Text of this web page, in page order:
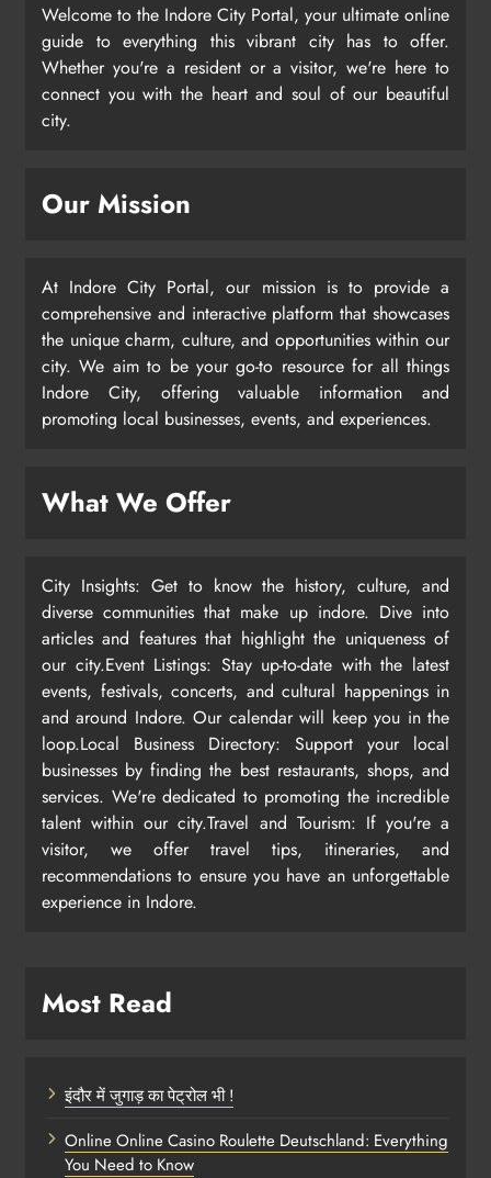
Welcome to the Indore City Portal, your ultimate online
guide to everything this vibrant city has to offer.
Whether you're a resident or a visitor, we're here to
connect you with the heart and soul of our beautiful
city.
Our Mission
At Indore City Portal, our mission is to provide a
comprehensive and interactive platform that showcases
the unique charm, culture, and opportunities within our
city. We aim to be your go-to resource for all things
Indore City, offering valuable information and
promoting local businesses, events, and experiences.
What We Offer
City Insights: Get to know the history, culture, and
diverse communities that make up indore. Dive into
articles and features that highlight the uniqueness of
our city.Event Listings: Stay up-to-date with the latest
events, festivals, concerts, and cultural happenings in
and around Indore. Our calendar will keep you in the
loop.Local Business Directory: Support your local
businesses by finding the best restaurants, shops, and
services. We're dedicated to promoting the incredible
talent within our city.Travel and Tourism: If you're a
visitor, we offer travel tips, itineraries, and
recommendations to ensure you have an unforgettable
experience in Indore.
Most Read
इंदौर में जुगाड़ का पेट्रोल भी !
Online Online Casino Roulette Deutschland: Everything
You Need to Know